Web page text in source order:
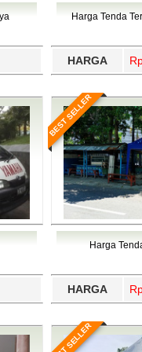
Tulungagung, Wajo,
Harga Tenda
HARGA
BEST SELLER
Harga
HARGA